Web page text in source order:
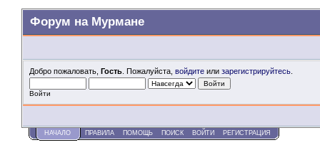
Форум на Мурмане
Добро пожаловать, Гость . Пожалуйста, войдите или зарегистрируйтесь
Войти
НАЧАЛО ПРАВИЛА ПОМОЩЬ ПОИСК ВОЙТИ РЕГИСТРАЦИЯ